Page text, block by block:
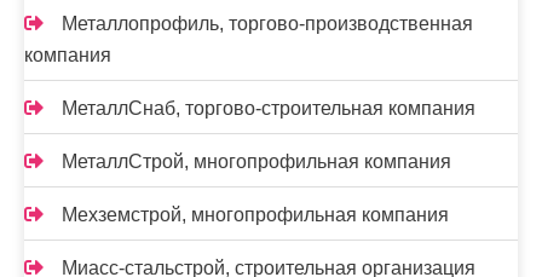
Металлопрофиль, торгово-производственная
компания
МеталлСнаб, торгово-строительная компания
МеталлСтрой, многопрофильная компания
Мехземстрой, многопрофильная компания
Миасс-cтальстрой, строительная организация